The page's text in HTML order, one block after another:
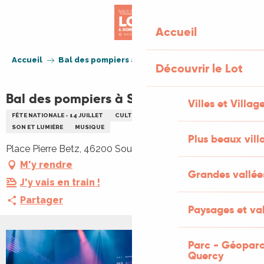
Accueil
Découvrir le Lot
Villes et
Plus beaux
Grandes
Paysages et
Parc -
Quercy
Accueil Bal des pompiers à Souillac-ANNULÉ
Bal des pompiers à Souillac-ANNULÉ
FÊTE NATIONALE - 14 JUILLET CULTURELLE
SON ET LUMIÈRE
MUSIQUE
Place Pierre Betz, 46200 Souillac
M'y rendre
J'y vais en train !
Partager